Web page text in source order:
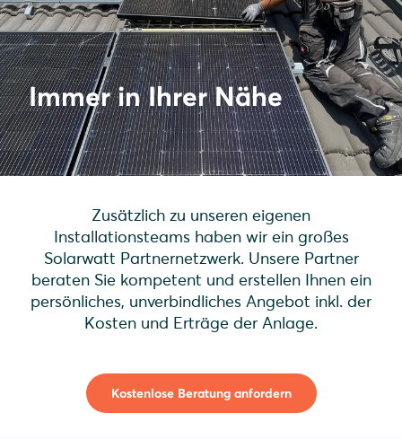
Immer in Ihrer Nähe
Zusätzlich zu unseren eigenen
Installationsteams haben wir ein großes
Solarwatt Partnernetzwerk. Unsere Partner
beraten Sie kompetent und erstellen Ihnen ein
persönliches, unverbindliches Angebot inkl. der
Kosten und Erträge der Anlage.
Kostenlose Beratung anfordern